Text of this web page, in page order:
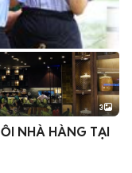
3
NHÀ HÀNG TẠI